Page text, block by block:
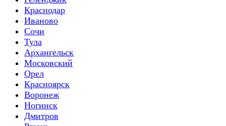
Краснодар
Иваново
Сочи
Тула
Архангельск
Московский
Орел
Красноярск
Воронеж
Ногинск
Дмитров